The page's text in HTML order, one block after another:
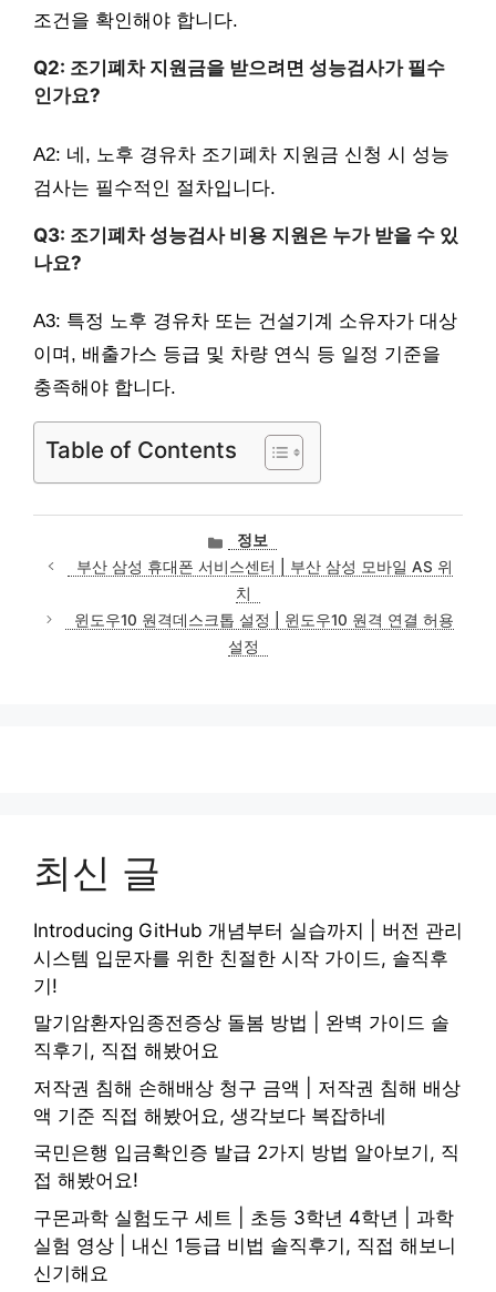
조건을 확인해야 합니다.
Q2: 조기폐차 지원금을 받으려면 성능검사가 필수
인가요?
A2: 네, 노후 경유차 조기폐차 지원금 신청 시 성능
검사는 필수적인 절차입니다.
Q3: 조기폐차 성능검사 비용 지원은 누가 받을 수 있
나요?
A3: 특정 노후 경유차 또는 건설기계 소유자가 대상
이며, 배출가스 등급 및 차량 연식 등 일정 기준을
충족해야 합니다.
Table of Contents
카
테
고
리
정보
부산 삼성 휴대폰 서비스센터 | 부산 삼성 모바일 AS 위
치
윈도우10 원격데스크톱 설정 | 윈도우10 원격 연결 허용
설정
최신 글
Introducing GitHub 개념부터 실습까지 | 버전 관리
시스템 입문자를 위한 친절한 시작 가이드, 솔직후
기!
말기암환자임종전증상 돌봄 방법 | 완벽 가이드 솔
직후기, 직접 해봤어요
저작권 침해 손해배상 청구 금액 | 저작권 침해 배상
액 기준 직접 해봤어요, 생각보다 복잡하네
국민은행 입금확인증 발급 2가지 방법 알아보기, 직
접 해봤어요!
구몬과학 실험도구 세트 | 초등 3학년 4학년 | 과학
실험 영상 | 내신 1등급 비법 솔직후기, 직접 해보니
신기해요